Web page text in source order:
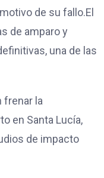
de su fallo.El
de amparo y
una de las
frenar la
en Santa Lucía,
de impacto